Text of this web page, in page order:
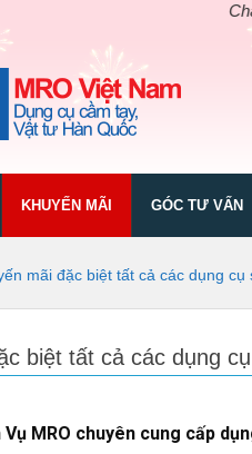
Chào
KHUYẾN MÃI GÓC TƯ VẤN
mãi đặc biệt tất cả các dụng cụ
biệt tất cả các dụng
MRO chuyên cung cấp